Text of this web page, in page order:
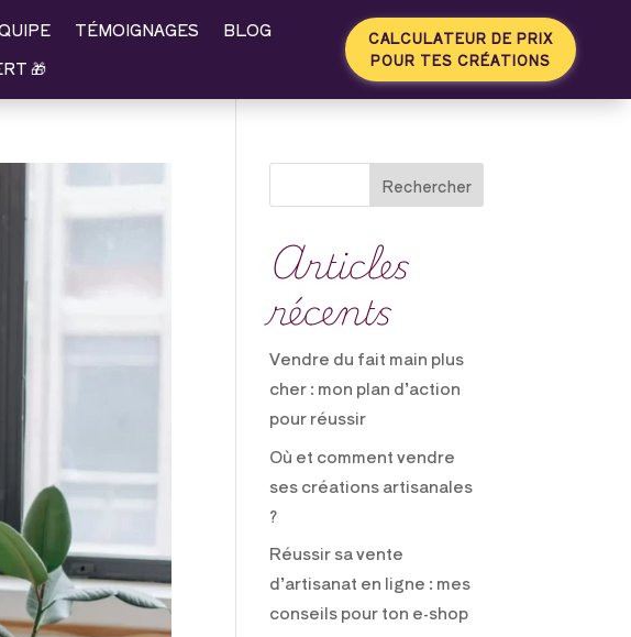
TÉMOIGNAGES
BLOG
🎁
CALCULATEUR DE PRIX
POUR TES CRÉATIONS
Rechercher
Articles
récents
Vendre du fait main plus
cher : mon plan d’action
pour réussir
Où et comment vendre
ses créations artisanales
?
Réussir sa vente
d’artisanat en ligne : mes
conseils pour ton e-shop